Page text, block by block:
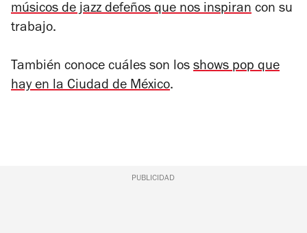
músicos de jazz defeños que nos inspiran con su
trabajo.
También conoce cuáles son los shows pop que
hay en la Ciudad de México.
PUBLICIDAD